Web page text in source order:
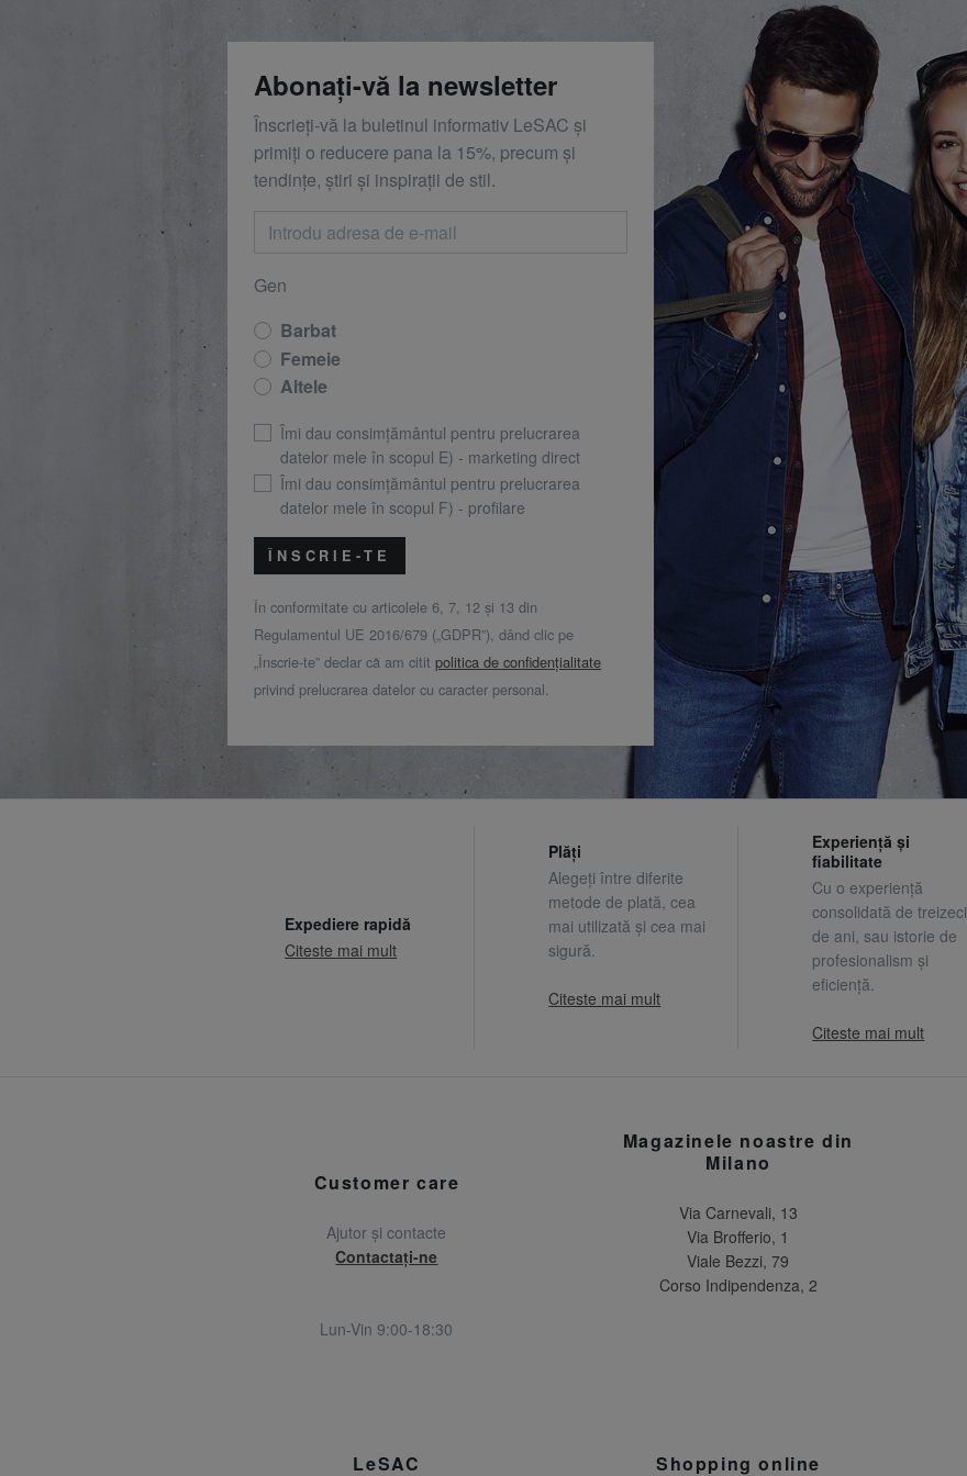
Abonați-vă la newsletter
Înscrieți-vă la buletinul informativ LeSAC și
primiți o reducere pana la 15%, precum și
tendințe, știri și inspirații de stil.
Gen
Barbat
Femeie
Altele
Îmi dau consimțământul pentru prelucrarea
datelor mele în scopul E) - marketing direct
Îmi dau consimțământul pentru prelucrarea
datelor mele în scopul F) - profilare
ÎNSCRIE-TE
În conformitate cu articolele 6, 7, 12 și 13 din
Regulamentul UE 2016/679 („GDPR”), dând clic pe
„Înscrie-te” declar că am citit politica de confidențialitate
privind prelucrarea datelor cu caracter personal.
Expediere rapidă
Citeste mai mult
Plăți
Alegeți între diferite
metode de plată, cea
mai utilizată și cea mai
sigură.
Citeste mai mult
Experiență și
fiabilitate
Cu o experiență
consolidată de treizeci
de ani, sau istorie de
profesionalism și
eficiență.
Citeste mai mult
Customer care
Ajutor și contacte
Contactați-ne
Lun-Vin 9:00-18:30
Magazinele noastre din
Milano
Via Carnevali, 13
Via Brofferio, 1
Viale Bezzi, 79
Corso Indipendenza, 2
LeSAC Shopping online